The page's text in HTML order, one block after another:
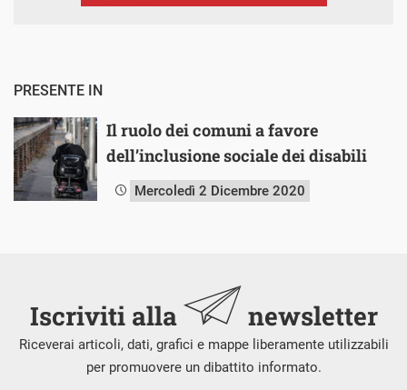
PRESENTE IN
Il ruolo dei comuni a favore
dell’inclusione sociale dei disabili
Mercoledì 2 Dicembre 2020
Iscriviti alla newsletter
Riceverai articoli, dati, grafici e mappe liberamente utilizzabili
per promuovere un dibattito informato.